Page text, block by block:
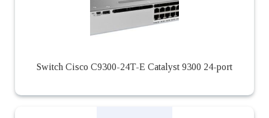
Switch Cisco C9300-24T-E Catalyst 9300 24-port